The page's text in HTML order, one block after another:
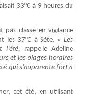
33°C à 9 heures du
pas classé en vigilance
les 37°C à Sète. « Les
l’été, rappelle Adeline
et les plages horaires
qui s’apparente fort à
cet été, en utilisant